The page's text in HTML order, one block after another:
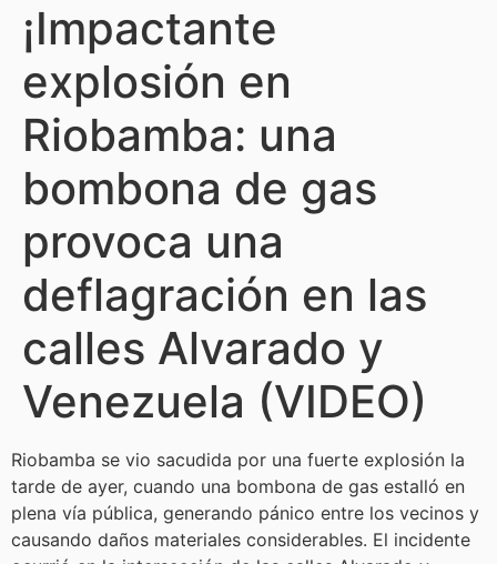
¡Impactante
explosión en
Riobamba: una
bombona de gas
provoca una
deflagración en las
calles Alvarado y
Venezuela (VIDEO)
Riobamba se vio sacudida por una fuerte explosión la
tarde de ayer, cuando una bombona de gas estalló en
plena vía pública, generando pánico entre los vecinos y
causando daños materiales considerables. El incidente